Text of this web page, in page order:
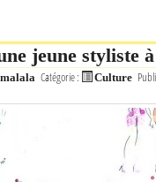
jeune styliste
Catégorie : Culture